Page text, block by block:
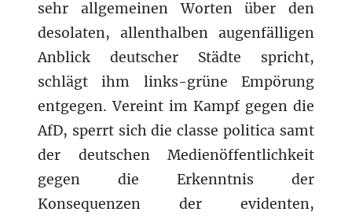
sehr allgemeinen Worten über den
desolaten, allenthalben augenfälligen
Anblick deutscher Städte spricht,
schlägt ihm links-grüne Empörung
entgegen. Vereint im Kampf gegen die
AfD, sperrt sich die classe politica samt
der deutschen Medienöffentlichkeit
gegen die Erkenntnis der
Konsequenzen der evidenten,